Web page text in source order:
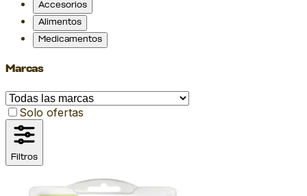
Accesorios
Alimentos
Medicamentos
Marcas
Solo ofertas
Filtros